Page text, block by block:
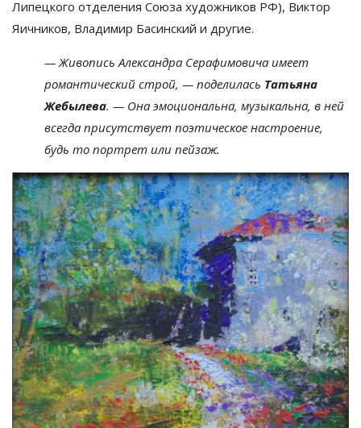
Липецкого отделения Союза художников РФ), Виктор
Яичников, Владимир Басинский и другие.
— Живопись Александра Серафимовича имеет
романтический строй, — поделилась Татьяна
Жебылева. — Она эмоциональна, музыкальна, в ней
всегда присутствует поэтическое настроение,
будь то портрет или пейзаж.